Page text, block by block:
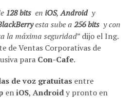
128 bits en iOS,Androidy
esta sube a 256 bits y con
la máxima seguridad” dijo el Ing.
de Ventas Corporativas de
para Con-Cafe.
de voz gratuitas entre
eniOS, Androidy pronto en